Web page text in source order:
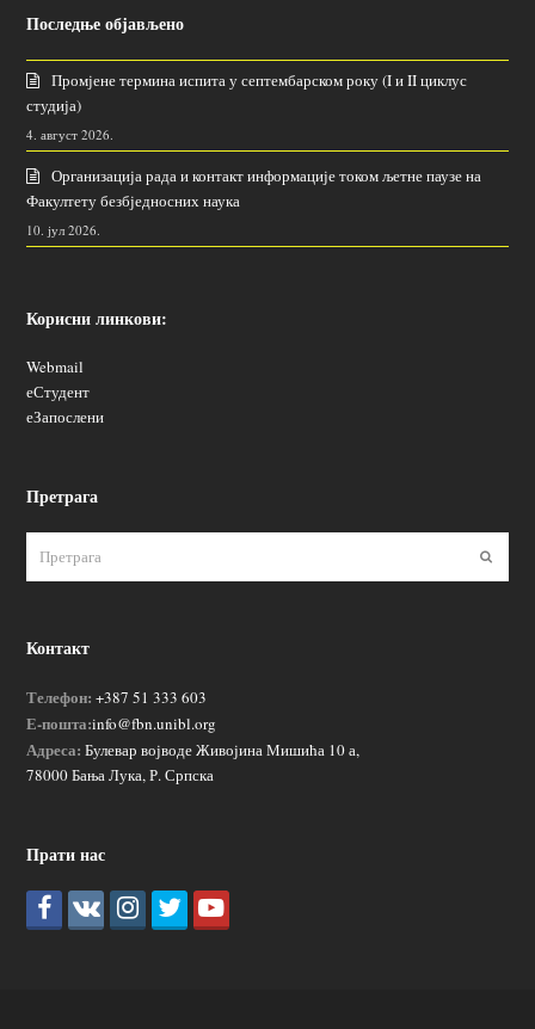
Последње објављено
Промјене термина испита у септембарском року (I и II циклус
студија)
4. август 2026.
Организација рада и контакт информације током љетне паузе на
Факултету безбједносних наука
10. јул 2026.
Корисни линкови:
Webmail
еСтудент
еЗапослени
Претрага
Контакт
Телефон: +387 51 333 603
Е-пошта:info@fbn.unibl.org
Адреса: Булевар војводе Живојина Мишића 10 а,
78000 Бања Лука, Р. Српска
Прати нас